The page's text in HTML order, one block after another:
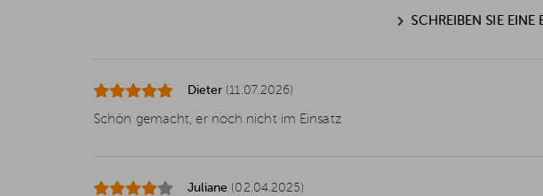
SCHREIBEN SIE EINE
Dieter (11.07.2026)
Schön gemacht, er noch nicht im Einsatz
Juliane (02.04.2025)